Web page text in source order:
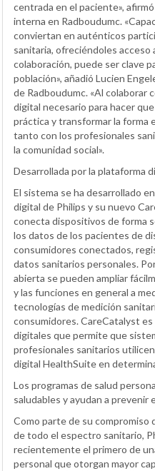
centrada en el paciente»,
interna en Radboudumc.
conviertan en auténticos
sanitaria, ofreciéndoles acceso
colaboración, puede ser clave
población», añadió Lucien
de Radboudumc. «Al colaborar
digital necesario para hacer
práctica y transformar la forma
tanto con los profesionales
la comunidad social».
Desarrollada por la plataforma
El sistema se ha desarrollado
digital de Philips y su nuevo
conecta dispositivos de forma
los datos de los pacientes de
consumidores conectados,
datos sanitarios personales.
abierta se pueden ampliar
y las funciones en general a
tecnologías de medición
consumidores. CareCatalyst
digitales que permite que
profesionales sanitarios
digital HealthSuite en
Los programas de salud
saludables y ayudan a prevenir
Como parte de su compromiso
de todo el espectro sanitario,
recientemente el primero de
personal que otorgan mayor